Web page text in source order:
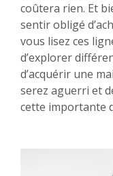
coûtera rien. Et
sentir obligé
vous lisez ces
d’explorer
d’acquérir une
serez aguerri et
cette importante